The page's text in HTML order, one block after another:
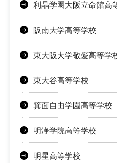
利晶学園大阪立命館高
阪南大学高等学校
東大阪大学敬愛高等学
東大谷高等学校
箕面自由学園高等学校
明浄学院高等学校
明星高等学校